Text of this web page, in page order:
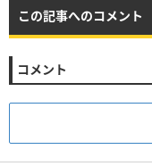
この記事へのコメント
コメント